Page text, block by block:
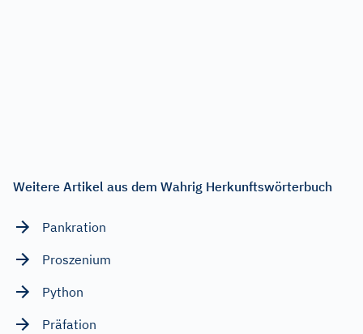
Weitere Artikel aus dem Wahrig Herkunftswörterbuch
Pankration
Proszenium
Python
Präfation